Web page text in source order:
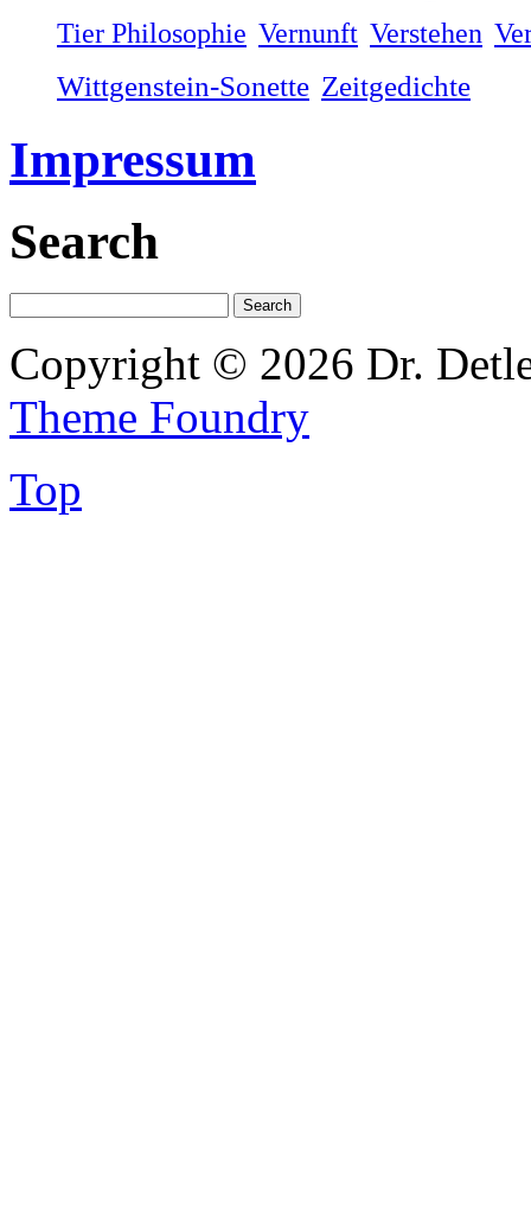
Tier Philosophie Vernunft Verstehen
Wittgenstein-Sonette Zeitgedichte
Impressum
Search
Copyright © 2026 Dr.
Theme Foundry
Top